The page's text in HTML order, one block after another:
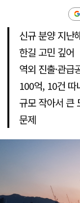
신규 분양 지난
한길 고민 깊어
역외 진출·관
100억, 10건
규모 작아서 큰
문제